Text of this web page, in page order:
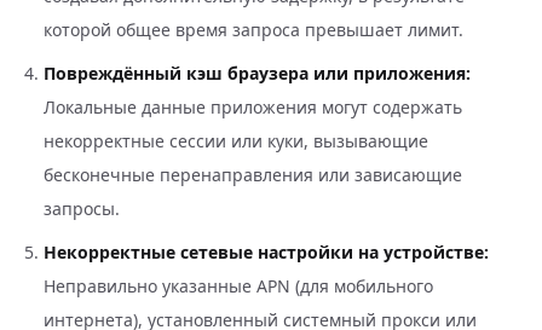
которой общее время запроса превышает лимит.
Повреждённый кэш браузера или приложения:
Локальные данные приложения могут содержать
некорректные сессии или куки, вызывающие
бесконечные перенаправления или зависающие
запросы.
Некорректные сетевые настройки на устройстве:
Неправильно указанные APN (для мобильного
интернета), установленный системный прокси или